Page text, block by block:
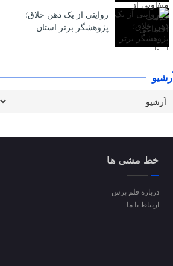
روایتی از یک ذهن خلاق؛
پژوهشگر برتر استان
آرشیو
خط مشی ها
درباره قلم پرس
ارتباط با ما